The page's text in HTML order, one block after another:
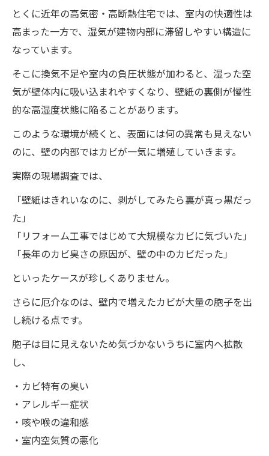
とくに近年の高気密・高断熱住宅では、室内の快適性は
高まった一方で、湿気が建物内部に滞留しやすい構造に
なっています。
そこに換気不足や室内の負圧状態が加わると、湿った空
気が壁体内に吸い込まれやすくなり、壁紙の裏側が慢性
的な高湿度状態に陥ることがあります。
このような環境が続くと、表面には何の異常も見えない
のに、壁の内部ではカビが一気に増殖していきます。
実際の現場調査では、
「壁紙はきれいなのに、剥がしてみたら裏が真っ黒だっ
た」
「リフォーム工事ではじめて大規模なカビに気づいた」
「長年のカビ臭さの原因が、壁の中のカビだった」
といったケースが珍しくありません。
さらに厄介なのは、壁内で増えたカビが大量の胞子を出
し続ける点です。
胞子は目に見えないため気づかないうちに室内へ拡散
し、
・カビ特有の臭い
・アレルギー症状
・咳や喉の違和感
・室内空気質の悪化